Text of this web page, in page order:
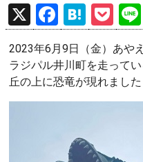
X
F
a
ce
b
o
k
H
at
e
n
a
P
o
ck
et
2023年6月9日（金）あや
ラジパル井川町を走ってい
丘の上に恐竜が現れました